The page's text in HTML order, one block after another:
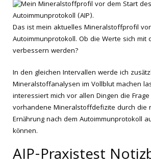
Das ist mein aktuelles Mineralstoffprofil
Autoimmunprotokoll. Ob die Werte sich mit
verbessern werden?
In den gleichen Intervallen werde ich
Mineralstoffanalysen im Vollblut machen
interessiert mich vor allen Dingen die
vorhandene Mineralstoffdefizite durch die
Ernährung nach dem Autoimmunprotokoll
können.
AIP-Praxistest